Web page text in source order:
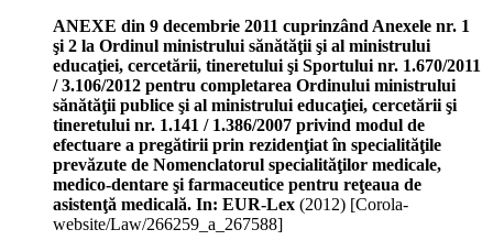
ANEXE din 9 decembrie 2011 cuprinzând Anexele nr. 1
şi 2 la Ordinul ministrului sănătăţii şi al ministrului
educaţiei, cercetării, tineretului şi Sportului nr. 1.670/2011
/ 3.106/2012 pentru completarea Ordinului ministrului
sănătăţii publice şi al ministrului educaţiei, cercetării şi
tineretului nr. 1.141 / 1.386/2007 privind modul de
efectuare a pregătirii prin rezidenţiat în specialităţile
prevăzute de Nomenclatorul specialităţilor medicale,
medico-dentare şi farmaceutice pentru reţeaua de
asistenţă medicală. In: EUR-Lex (2012) [Corola-
website/Law/266259_a_267588]